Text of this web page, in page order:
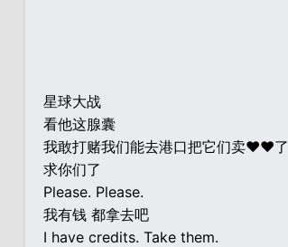
星球大战
看他这腺囊
我敢打赌我们能去港口把它们卖♥♥了
求你们了
Please. Please.
我有钱 都拿去吧
I have credits. Take them.